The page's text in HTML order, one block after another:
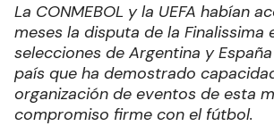
La CONMEBOL y la UEFA habían
meses la disputa de la Finalissima
selecciones de Argentina y
país que ha demostrado
organización de eventos de esta
compromiso firme con el fútbol.